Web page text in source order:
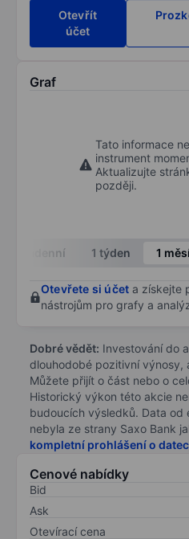
Otevřít
účet
Graf
Tato informace
instrument
Aktualizujte
později.
Intradenní 1 týden 1
Otevřete si účet a získejte
nástrojům pro grafy a
Dobré vědět: Investování do
dlouhodobé pozitivní výnosy,
Můžete přijít o část nebo o
Historický výkon této akcie
budoucích výsledků. Data od
nebyla ze strany Saxo Bank
kompletní prohlášení o
Cenové nabídky
Bid
Ask
Otevírací cena